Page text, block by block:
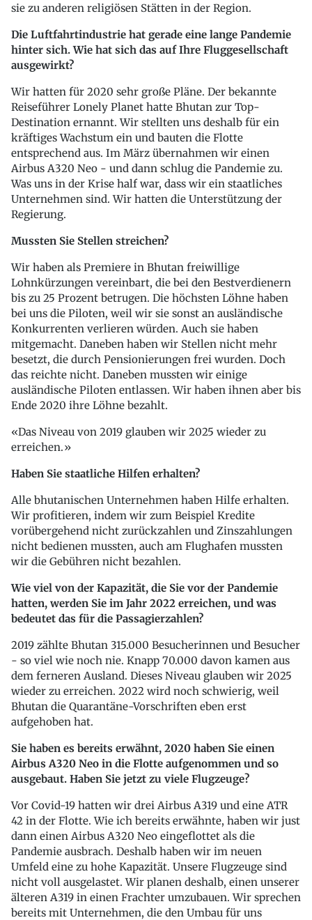
sie zu anderen religiösen Stätten in der Region.
Die Luftfahrtindustrie hat gerade eine lange Pandemie
hinter sich. Wie hat sich das auf Ihre Fluggesellschaft
ausgewirkt?
Wir hatten für 2020 sehr große Pläne. Der bekannte
Reiseführer Lonely Planet hatte Bhutan zur Top-
Destination ernannt. Wir stellten uns deshalb für ein
kräftiges Wachstum ein und bauten die Flotte
entsprechend aus. Im März übernahmen wir einen
Airbus A320 Neo - und dann schlug die Pandemie zu.
Was uns in der Krise half war, dass wir ein staatliches
Unternehmen sind. Wir hatten die Unterstützung der
Regierung.
Mussten Sie Stellen streichen?
Wir haben als Premiere in Bhutan freiwillige
Lohnkürzungen vereinbart, die bei den Bestverdienern
bis zu 25 Prozent betrugen. Die höchsten Löhne haben
bei uns die Piloten, weil wir sie sonst an ausländische
Konkurrenten verlieren würden. Auch sie haben
mitgemacht. Daneben haben wir Stellen nicht mehr
besetzt, die durch Pensionierungen frei wurden. Doch
das reichte nicht. Daneben mussten wir einige
ausländische Piloten entlassen. Wir haben ihnen aber bis
Ende 2020 ihre Löhne bezahlt.
Das Niveau von 2019 glauben wir 2025 wieder zu
erreichen.
Haben Sie staatliche Hilfen erhalten?
Alle bhutanischen Unternehmen haben Hilfe erhalten.
Wir profitieren, indem wir zum Beispiel Kredite
vorübergehend nicht zurückzahlen und Zinszahlungen
nicht bedienen mussten, auch am Flughafen mussten
wir die Gebühren nicht bezahlen.
Wie viel von der Kapazität, die Sie vor der Pandemie
hatten, werden Sie im Jahr 2022 erreichen, und was
bedeutet das für die Passagierzahlen?
2019 zählte Bhutan 315.000 Besucherinnen und Besucher
- so viel wie noch nie. Knapp 70.000 davon kamen aus
dem ferneren Ausland. Dieses Niveau glauben wir 2025
wieder zu erreichen. 2022 wird noch schwierig, weil
Bhutan die Quarantäne-Vorschriften eben erst
aufgehoben hat.
Sie haben es bereits erwähnt, 2020 haben Sie einen
Airbus A320 Neo in die Flotte aufgenommen und so
ausgebaut. Haben Sie jetzt zu viele Flugzeuge?
Vor Covid-19 hatten wir drei Airbus A319 und eine ATR
42 in der Flotte. Wie ich bereits erwähnte, haben wir just
dann einen Airbus A320 Neo eingeflottet als die
Pandemie ausbrach. Deshalb haben wir im neuen
Umfeld eine zu hohe Kapazität. Unsere Flugzeuge sind
nicht voll ausgelastet. Wir planen deshalb, einen unserer
älteren A319 in einen Frachter umzubauen. Wir sprechen
bereits mit Unternehmen, die den Umbau für uns